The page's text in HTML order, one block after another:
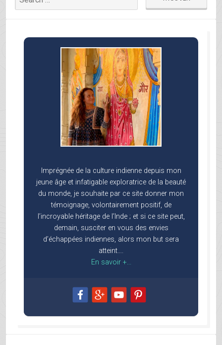
Imprégnée de la culture indienne depuis mon
jeune âge et infatigable exploratrice de la beauté
du monde, je souhaite par ce site donner mon
témoignage, volontairement positif, de
l’incroyable héritage de l’Inde ; et si ce site peut,
demain, susciter en vous des envies
d’échappées indiennes, alors mon but sera
atteint….
En savoir +...